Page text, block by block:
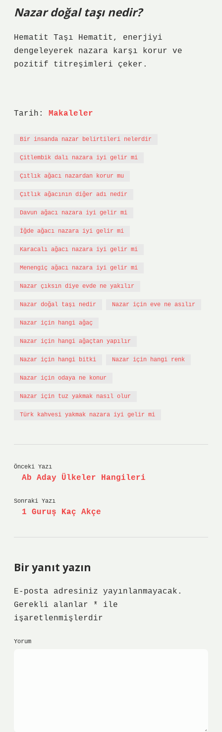
Nazar doğal taşı nedir?
Hematit Taşı Hematit, enerjiyi
dengeleyerek nazara karşı korur ve
pozitif titreşimleri çeker.
Tarih: Makaleler
Bir insanda nazar belirtileri nelerdir
Çitlembik dalı nazara iyi gelir mi
Çıtlık ağacı nazardan korur mu
Çıtlık ağacının diğer adı nedir
Davun ağacı nazara iyi gelir mi
İğde ağacı nazara iyi gelir mi
Karacalı ağacı nazara iyi gelir mi
Menengiç ağacı nazara iyi gelir mi
Nazar çıksın diye evde ne yakılır
Nazar doğal taşı nedir Nazar için eve ne asılır
Nazar için hangi ağaç
Nazar için hangi ağaçtan yapılır
Nazar için hangi bitki Nazar için hangi renk
Nazar için odaya ne konur
Nazar için tuz yakmak nasıl olur
Türk kahvesi yakmak nazara iyi gelir mi
Önceki Yazı
Ab Aday Ülkeler Hangileri
Sonraki Yazı
1 Guruş Kaç Akçe
Bir yanıt yazın
E-posta adresiniz yayınlanmayacak.
Gerekli alanlar
*
ile
işaretlenmişlerdir
Yorum